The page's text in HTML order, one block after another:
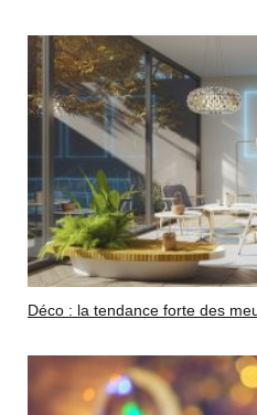
Déco : la tendance forte des